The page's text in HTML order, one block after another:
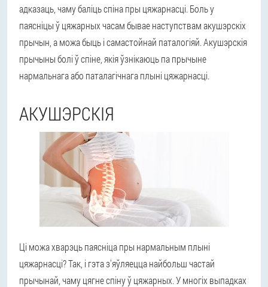
адказаць, чаму баліць спіна пры цяжарнасці. Боль у
паясніцы ў цяжарных часам бывае наступствам акушэрскіх
прычын, а можа быць і самастойнай паталогіяй. Акушэрскія
прычыны болі ў спіне, якія ўзнікаюць па прычыне
нармальнага або паталагічнага плыні цяжарнасці.
АКУШЭРСКІЯ
Ці можа хварэць паясніца пры нармальным плыні
цяжарнасці? Так, і гэта з'яўляецца найбольш частай
прычынай, чаму цягне спіну ў цяжарных. У многіх выпадках